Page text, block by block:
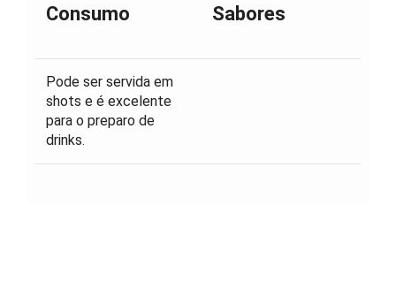
Consumo
Sabores
Pode ser servida em
shots e é excelente
para o preparo de
drinks.